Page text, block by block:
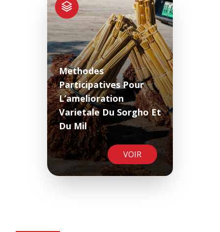
Methodes
Participatives Pour
L’amelioration
Varietale Du Sorgho Et
Du Mil
VOIR